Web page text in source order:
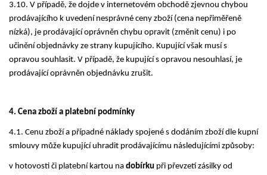
3.10. V případě, že dojde v internetovém obchodě zjevnou chybou
prodávajícího k uvedení nesprávné ceny zboží (cena nepřiměřeně
nízká), je prodávající oprávněn chybu opravit (změnit cenu) i po
učinění objednávky ze strany kupujícího. Kupující však musí s
opravou souhlasit. V případě, že kupující s opravou nesouhlasí, je
prodávající oprávněn objednávku zrušit.
4. Cena zboží a platební podmínky
4.1. Cenu zboží a případné náklady spojené s dodáním zboží dle kupní
smlouvy může kupující uhradit prodávajícímu následujícími způsoby:
v hotovosti či platební kartou na dobírku při převzetí zásilky od